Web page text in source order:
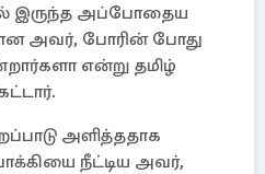
இருந்த அப்போதைய
அவர், போரின் போது
என்று தமிழ்
அளித்ததாக
நீட்டிய அவர்,